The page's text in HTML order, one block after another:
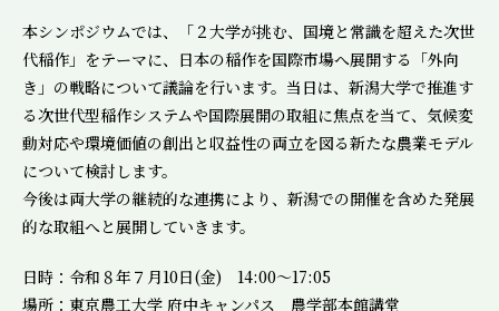
本シンポジウムでは、「２大学が挑む、国境と常識を超えた次世
代稲作」をテーマに、日本の稲作を国際市場へ展開する「外向
き」の戦略について議論を行います。当日は、新潟大学で推進す
る次世代型稲作システムや国際展開の取組に焦点を当て、気候変
動対応や環境価値の創出と収益性の両立を図る新たな農業モデル
について検討します。
今後は両大学の継続的な連携により、新潟での開催を含めた発展
的な取組へと展開していきます。
日時：令和８年７月10日(金) 14:00～17:05
場所：東京農工大学 府中キャンパス 農学部本館講堂